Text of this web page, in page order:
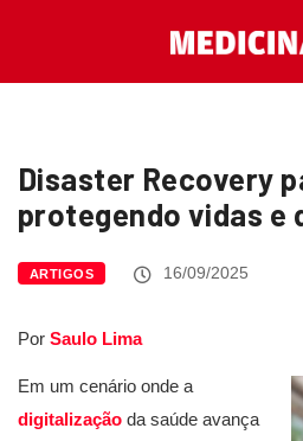
Disaster Recovery
protegendo vidas e
ARTIGOS 16/09/2025
Por Saulo Lima
Em um cenário onde a
digitalização da saúde avança